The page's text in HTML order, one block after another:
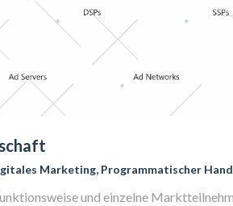
Marketing, Programmatischer
und einzelne